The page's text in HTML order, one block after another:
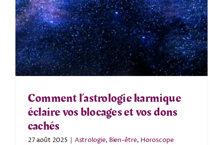
Comment l’astrologie karmique
éclaire vos blocages et vos dons
cachés
27 août 2025 | Astrologie, Bien-être, Horoscope